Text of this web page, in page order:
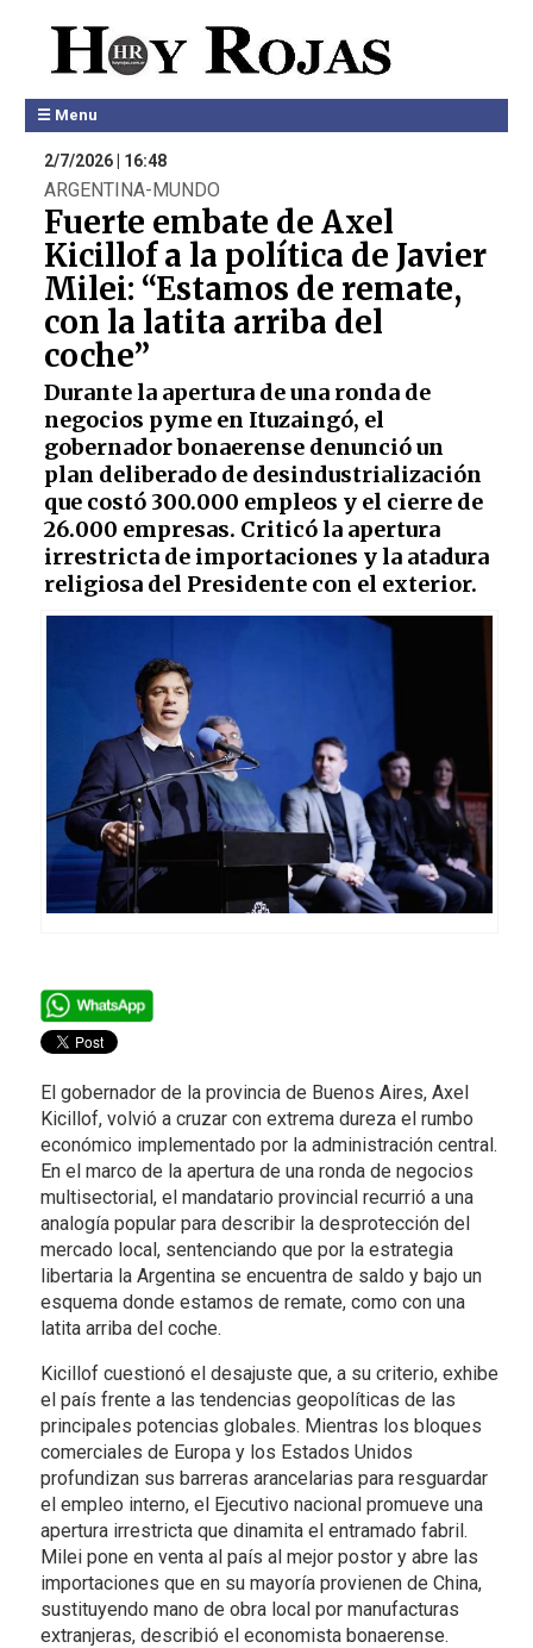
☰ Menu
2/7/2026 | 16:48
ARGENTINA-MUNDO
Fuerte embate de Axel
Kicillof a la política de Javier
Milei: “Estamos de remate,
con la latita arriba del
coche”
Durante la apertura de una ronda de
negocios pyme en Ituzaingó, el
gobernador bonaerense denunció un
plan deliberado de desindustrialización
que costó 300.000 empleos y el cierre de
26.000 empresas. Criticó la apertura
irrestricta de importaciones y la atadura
religiosa del Presidente con el exterior.
El gobernador de la provincia de Buenos Aires, Axel
Kicillof, volvió a cruzar con extrema dureza el rumbo
económico implementado por la administración central.
En el marco de la apertura de una ronda de negocios
multisectorial, el mandatario provincial recurrió a una
analogía popular para describir la desprotección del
mercado local, sentenciando que por la estrategia
libertaria la Argentina se encuentra de saldo y bajo un
esquema donde estamos de remate, como con una
latita arriba del coche.
Kicillof cuestionó el desajuste que, a su criterio, exhibe
el país frente a las tendencias geopolíticas de las
principales potencias globales. Mientras los bloques
comerciales de Europa y los Estados Unidos
profundizan sus barreras arancelarias para resguardar
el empleo interno, el Ejecutivo nacional promueve una
apertura irrestricta que dinamita el entramado fabril.
Milei pone en venta al país al mejor postor y abre las
importaciones que en su mayoría provienen de China,
sustituyendo mano de obra local por manufacturas
extranjeras, describió el economista bonaerense.